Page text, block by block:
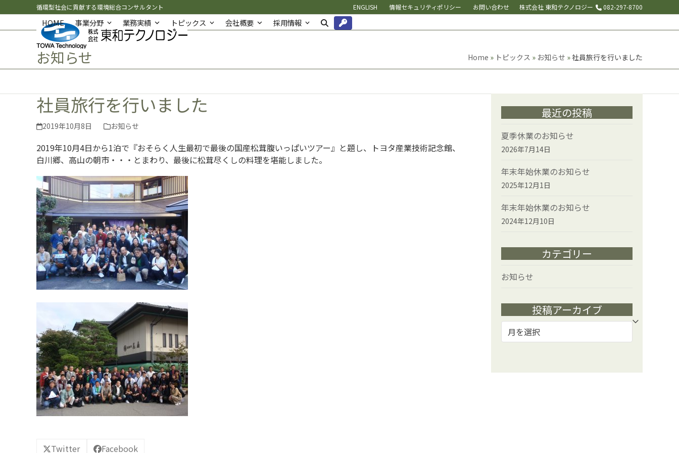
to
content
ENGLISH 情報セキュリティポリシー お問い合わせ 株式会社 東和テクノロジー 082-297-8700
循環型社会に貢献する環境総合コンサルタント
HOME 事業分野 業務実績 トピックス 会社概要 採用情報
お知らせ Home » トピックス » お知らせ »社員旅行を行いました
社員旅行を行いました
2019年10月8日 お知らせ
2019年10月4日から1泊で『おそらく人生最初で最後の国産松茸腹いっぱいツアー』と題し、トヨタ産業技術記念館、
白川郷、高山の朝市・・・とまわり、最後に松茸尽くしの料理を堪能しました。
Twitter Facebook
最近の投稿
夏季休業のお知らせ
2026年7月14日
年末年始休業のお知らせ
2025年12月1日
年末年始休業のお知らせ
2024年12月10日
カテゴリー
お知らせ
投稿アーカイブ
稿
カ